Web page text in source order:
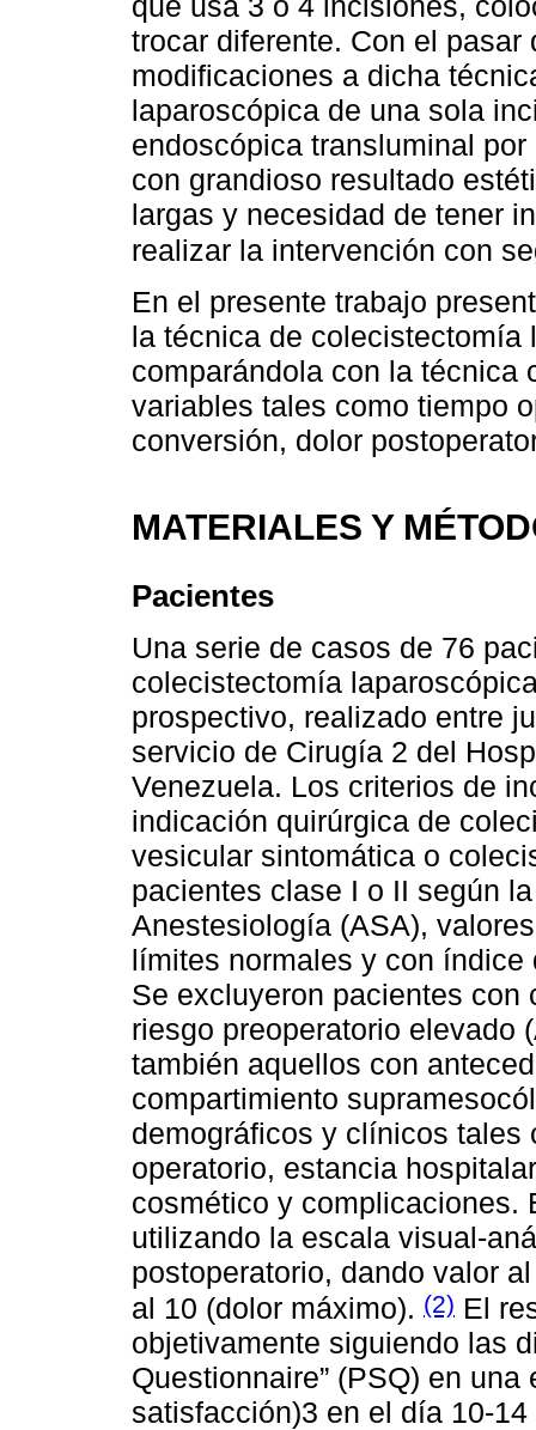
trocar diferente. Con el
modificaciones a dicha
laparoscópica de una sola
endoscópica transluminal
con grandioso resultado
largas y necesidad de tener
realizar la intervención con
En el presente trabajo
la técnica de colecistectomía
comparándola con la técnica
variables tales como tiempo
conversión, dolor
MATERIALES Y
Pacientes
Una serie de casos de 76
colecistectomía
prospectivo, realizado entre
servicio de Cirugía 2 del
Venezuela. Los criterios de
indicación quirúrgica de
vesicular sintomática o
pacientes clase I o II según
Anestesiología (ASA),
límites normales y con índice
Se excluyeron pacientes con
riesgo preoperatorio elevado
también aquellos con
compartimiento
demográficos y clínicos tales
operatorio, estancia
cosmético y complicaciones.
utilizando la escala visual-
postoperatorio, dando valor
al 10 (dolor máximo). (2) El
objetivamente siguiendo las
Questionnaire” (PSQ) en
satisfacción)3 en el día 10-